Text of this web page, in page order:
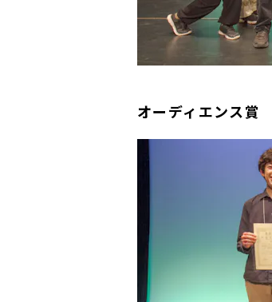
オーディエンス賞